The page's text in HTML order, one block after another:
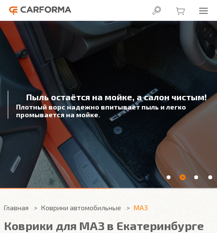
Пыль остаётся на мойке, а салон чистым!
Плотный ворс надежно впитывает пыль и легко
промывается на мойке.
Главная Коврики автомобильные МАЗ
Коврики для МАЗ в Екатеринбурге